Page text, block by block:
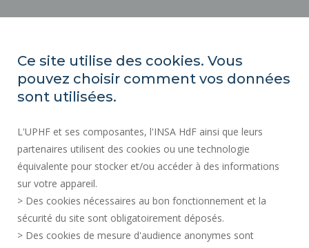
REGULATORY ACTS
PUBLIC PROCUREMENT
LEGAL INFORMATION
PRESS AREA
RECRUITMENTS
SITE MAP
Ce site utilise des cookies. Vous
pouvez choisir comment vos données
sont utilisées.
L'UPHF et ses composantes, l'INSA HdF ainsi que leurs
partenaires utilisent des cookies ou une technologie
équivalente pour stocker et/ou accéder à des informations
sur votre appareil.
> Des cookies nécessaires au bon fonctionnement et la
sécurité du site sont obligatoirement déposés.
> Des cookies de mesure d'audience anonymes sont